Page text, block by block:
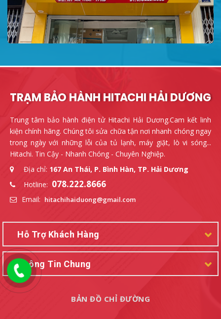
TRẠM BẢO HÀNH HITACHI HẢI DƯƠNG
Trung tâm bảo hành điện tử Hitachi Hải Dương.Cam kết linh
kiện chính hãng. Chúng tôi sửa chữa tận nơi nhanh chóng ngay
trong ngày với những lỗi của tủ lạnh, máy giặt, lò vi sóng...
Hitachi. Tin Cậy - Nhanh Chóng - Chuyên Nghiệp.
Địa chỉ: 167 An Thái, P. Bình Hàn, TP. Hải Dương
Hotline: 078.222.8666
Email: hitachihaiduong@gmail.com
Hỗ Trợ Khách Hàng
Thông Tin Chung
BẢN ĐỒ CHỈ ĐƯỜNG